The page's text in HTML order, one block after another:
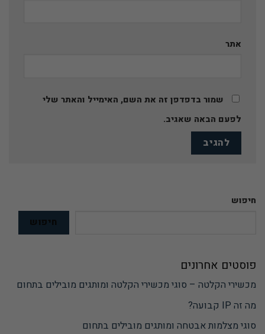
אתר
שמור בדפדפן זה את השם, האימייל והאתר שלי
לפעם הבאה שאגיב.
חיפוש
חיפוש
פוסטים אחרונים
מכשירי הקלטה – סוגי מכשירי הקלטה ומותגים מובילים בתחום
מה זה IP קבועה?
סוגי מצלמות אבטחה ומותגים מובילים בתחום